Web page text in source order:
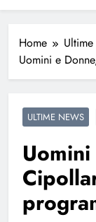
Home
Uomini e
ULTIME NEWS